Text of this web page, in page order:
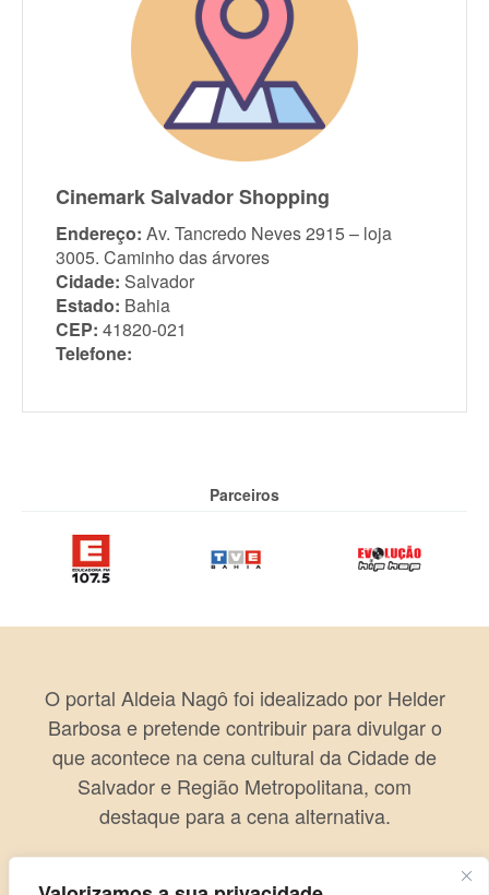
Cinemark Salvador Shopping
Endereço: Av. Tancredo Neves 2915 – loja
3005. Caminho das árvores
Cidade: Salvador
Estado: Bahia
CEP: 41820-021
Telefone:
Parceiros
O portal Aldeia Nagô foi idealizado por Helder
Barbosa e pretende contribuir para divulgar o
que acontece na cena cultural da Cidade de
Salvador e Região Metropolitana, com
destaque para a cena alternativa.